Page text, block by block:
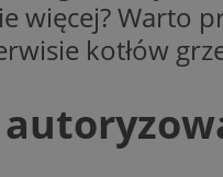
więcej? Warto
kotłów
gościa na
celów
Opis